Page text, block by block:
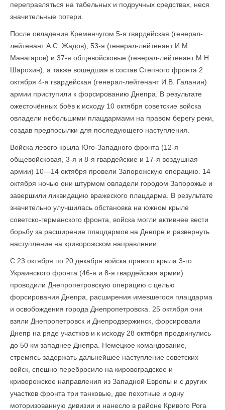
переправляться на табельных и подручных средствах, неся
значительные потери.
После овладения Кременчугом 5-я гвардейская (генерал-
лейтенант А.С. Жадов), 53-я (генерал-лейтенант И.М.
Манагаров) и 37-я общевойсковые (генерал-лейтенант М.Н.
Шарохин), а также вошедшая в состав Степного фронта 2
октября 4-я гвардейская (генерал-лейтенант И.В. Галанин)
армии приступили к форсированию Днепра. В результате
ожесточённых боёв к исходу 10 октября советские войска
овладели небольшими плацдармами на правом берегу реки,
создав предпосылки для последующего наступления.
Войска левого крыла Юго-Западного фронта (12-я
общевойсковая, 3-я и 8-я гвардейские и 17-я воздушная
армии) 10—14 октября провели Запорожскую операцию. 14
октября ночью они штурмом овладели городом Запорожье и
завершили ликвидацию вражеского плацдарма. В результате
значительно улучшилась обстановка на южном крыле
советско-германского фронта, войска могли активнее вести
борьбу за расширение плацдармов на Днепре и развернуть
наступление на криворожском направлении.
С 23 октября по 20 декабря войска правого крыла 3-го
Украинского фронта (46-я и 8-я гвардейская армии)
проводили Днепропетровскую операцию с целью
форсирования Днепра, расширения имевшегося плацдарма
и освобождения города Днепропетровска. 25 октября они
взяли Днепропетровск и Днепродзержинск, форсировали
Днепр на ряде участков и к исходу 28 октября продвинулись
до 50 км западнее Днепра. Немецкое командование,
стремясь задержать дальнейшее наступление советских
войск, спешно перебросило на кировоградское и
криворожское направления из Западной Европы и с других
участков фронта три танковые, две пехотные и одну
моторизованную дивизии и нанесло в районе Кривого Рога